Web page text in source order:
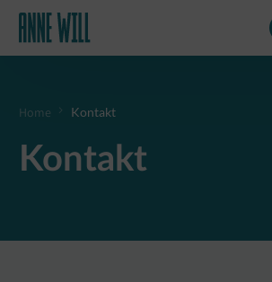
Home Kontakt
Kontakt